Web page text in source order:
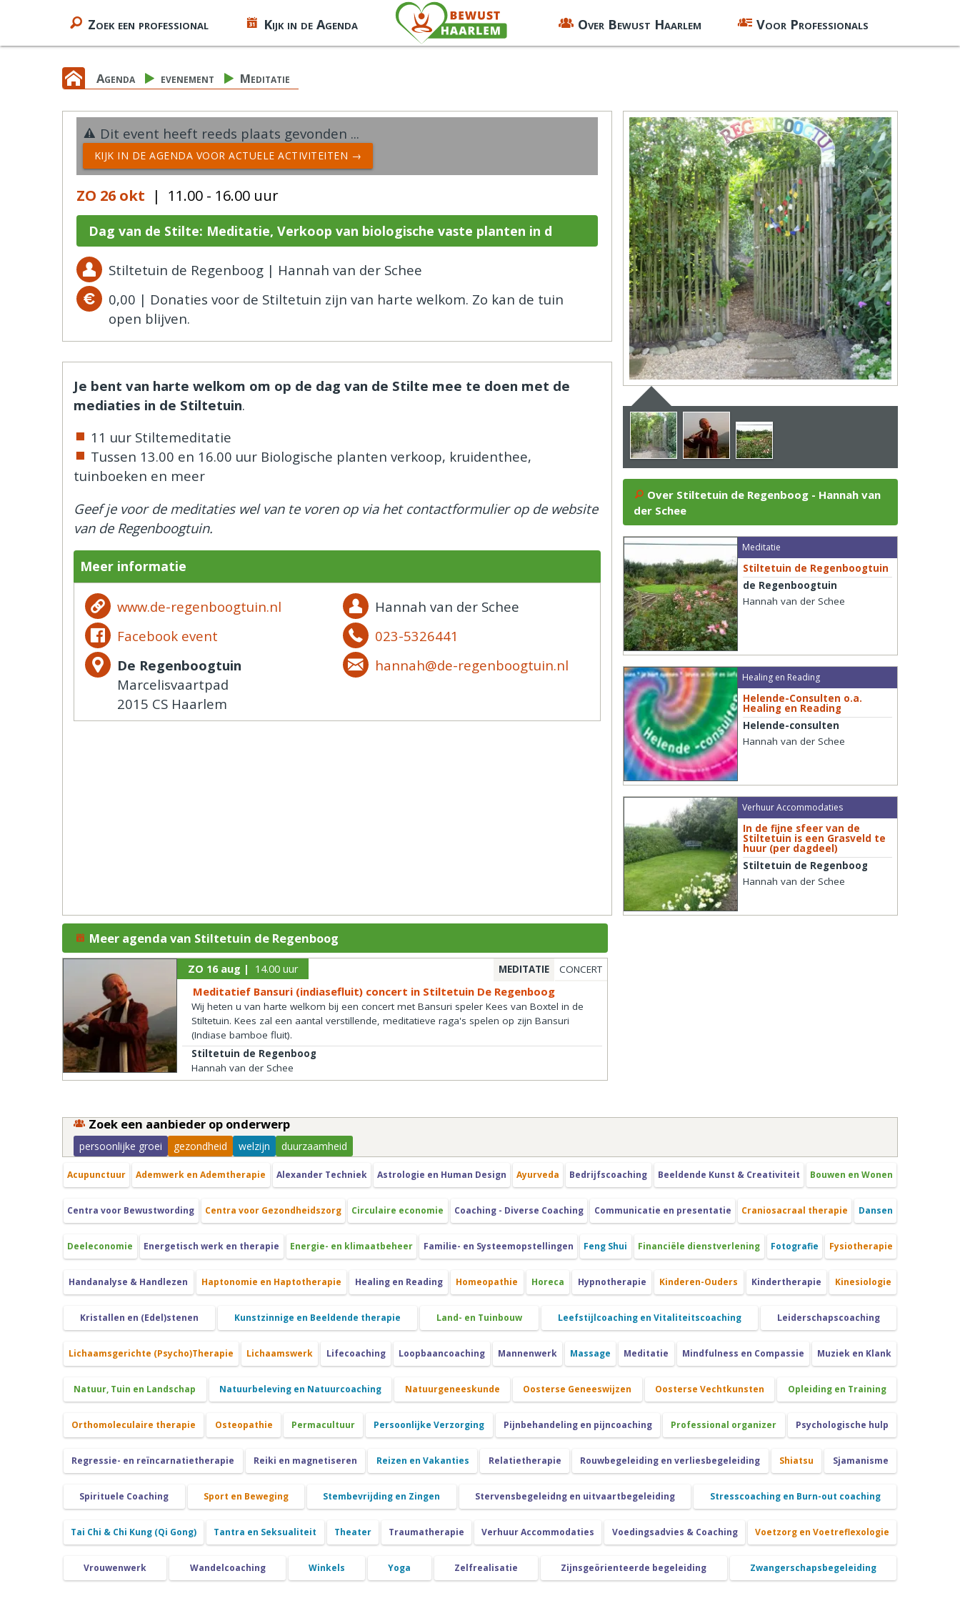
Zoek een professional Kijk in de Agenda Over Bewust Haarlem Voor Professionals
Agenda evenement Meditatie
Dit event heeft reeds plaats gevonden ...
KIJK IN DE AGENDA VOOR ACTUELE ACTIVITEITEN →
ZO 26 okt | 11.00 - 16.00 uur
Dag van de Stilte: Meditatie, Verkoop van biologische vaste planten in d
Stiltetuin de Regenboog | Hannah van der Schee
0,00 | Donaties voor de Stiltetuin zijn van harte welkom. Zo kan de tuin
open blijven.
Je bent van harte welkom om op de dag van de Stilte mee te doen met de
mediaties in de Stiltetuin.
11 uur Stiltemeditatie
Tussen 13.00 en 16.00 uur Biologische planten verkoop, kruidenthee,
tuinboeken en meer
Geef je voor de meditaties wel van te voren op via het contactformulier op de website
van de Regenboogtuin.
Meer informatie
www.de-regenboogtuin.nl
Facebook event
De Regenboogtuin
Marcelisvaartpad
2015 CS Haarlem
Hannah van der Schee
023-5326441
hannah@de-regenboogtuin.nl
Over Stiltetuin de Regenboog - Hannah van
der Schee
Meditatie
Stiltetuin de Regenboogtuin
de Regenboogtuin
Hannah van der Schee
Healing en Reading
Helende-Consulten o.a.
Healing en Reading
Helende-consulten
Hannah van der Schee
Verhuur Accommodaties
In de fijne sfeer van de
Stiltetuin is een Grasveld te
huur (per dagdeel)
Stiltetuin de Regenboog
Hannah van der Schee
Meer agenda van Stiltetuin de Regenboog
ZO 16 aug | 14.00 uur CONCERT
MEDITATIE
Meditatief Bansuri (indiasefluit) concert in Stiltetuin De Regenboog
Wij heten u van harte welkom bij een concert met Bansuri speler Kees van Boxtel in de
Stiltetuin. Kees zal een aantal verstillende, meditatieve raga's spelen op zijn Bansuri
(Indiase bamboe fluit).
Stiltetuin de Regenboog
Hannah van der Schee
Zoek een aanbieder op onderwerp
persoonlijke groei gezondheid welzijn duurzaamheid
Acupunctuur Ademwerk en Ademtherapie Alexander Techniek Astrologie en Human Design Ayurveda Bedrijfscoaching Beeldende Kunst & Creativiteit Bouwen en Wonen
Centra voor Bewustwording Centra voor Gezondheidszorg Circulaire economie Coaching - Diverse Coaching Communicatie en presentatie Craniosacraal therapie Dansen
Deeleconomie Energetisch werk en therapie Energie- en klimaatbeheer Familie- en Systeemopstellingen Feng Shui Financiële dienstverlening Fotografie Fysiotherapie
Handanalyse & Handlezen Haptonomie en Haptotherapie Healing en Reading Homeopathie Horeca Hypnotherapie Kinderen-Ouders Kindertherapie Kinesiologie
Kristallen en (Edel)stenen Kunstzinnige en Beeldende therapie Land- en Tuinbouw Leefstijlcoaching en Vitaliteitscoaching Leiderschapscoaching
Lichaamsgerichte (Psycho)Therapie Lichaamswerk Lifecoaching Loopbaancoaching Mannenwerk Massage Meditatie Mindfulness en Compassie Muziek en Klank
Natuur, Tuin en Landschap Natuurbeleving en Natuurcoaching Natuurgeneeskunde Oosterse Geneeswijzen Oosterse Vechtkunsten Opleiding en Training
Orthomoleculaire therapie Osteopathie Permacultuur Persoonlijke Verzorging Pijnbehandeling en pijncoaching Professional organizer Psychologische hulp
Regressie- en reïncarnatietherapie Reiki en magnetiseren Reizen en Vakanties Relatietherapie Rouwbegeleiding en verliesbegeleiding Shiatsu Sjamanisme
Spirituele Coaching Sport en Beweging Stembevrijding en Zingen Stervensbegeleidng en uitvaartbegeleiding Stresscoaching en Burn-out coaching
Tai Chi & Chi Kung (Qi Gong) Tantra en Seksualiteit Theater Traumatherapie Verhuur Accommodaties Voedingsadvies & Coaching Voetzorg en Voetreflexologie
Vrouwenwerk Wandelcoaching Winkels Yoga Zelfrealisatie Zijnsgeörienteerde begeleiding Zwangerschapsbegeleiding